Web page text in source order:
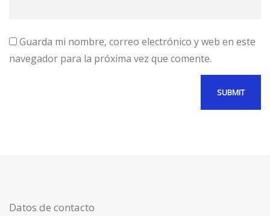
Guarda mi nombre, correo electrónico y web en este
navegador para la próxima vez que comente.
Datos de contacto